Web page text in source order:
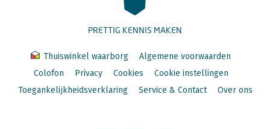
PRETTIG KENNIS MAKEN
Thuiswinkel waarborg
Algemene voorwaarden
Colofon
Privacy Cookies
Cookie instellingen
Toegankelijkheidsverklaring
Service & Contact Over ons